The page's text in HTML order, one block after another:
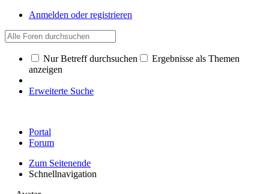
Anmelden oder registrieren
Nur Betreff durchsuchen
Ergebnisse als Themen
anzeigen
Erweiterte Suche
Portal
Forum
Zum Seitenende
Schnellnavigation